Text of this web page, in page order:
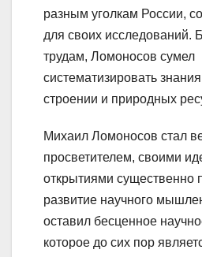
разным уголкам России,
для своих исследований.
трудам, Ломоносов сумел
систематизировать
строении и природных
Михаил Ломоносов стал
просветителем, своими
открытиями существенно
развитие научного
оставил бесценное
которое до сих пор